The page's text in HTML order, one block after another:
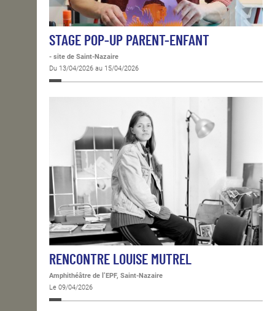
STAGE POP-UP PARENT-ENFANT
- site de Saint-Nazaire
Du 13/04/2026 au 15/04/2026
RENCONTRE LOUISE MUTREL
Amphithéâtre de l’EPF, Saint-Nazaire
Le 09/04/2026